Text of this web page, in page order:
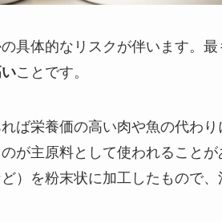
具体的なリスクが伴います。最
ことです。
ば栄養価の高い肉や魚の代わ
が主原料として使われること
）を粉末状に加工したもので